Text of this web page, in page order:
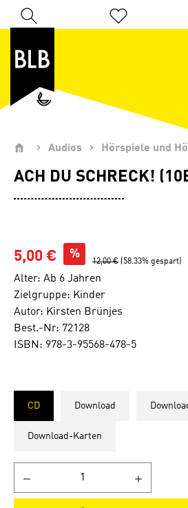
Zum Hauptinhalt springen
Du hast 0
Audios Hörspiele und
ACH DU SCHRECK!
5,00 € %
12,00 € (58.33% gespart)
Alter: Ab 6 Jahren
Zielgruppe: Kinder
Autor: Kirsten Brünjes
Best.-Nr: 72128
ISBN: 978-3-95568-478-5
CD Download
Download-Karten